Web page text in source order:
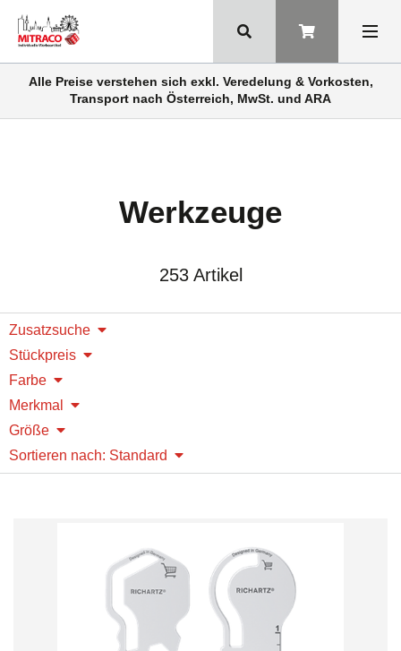
Alle Preise verstehen sich exkl. Veredelung & Vorkosten,
Transport nach Österreich, MwSt. und ARA
Werkzeuge
253 Artikel
Zusatzsuche
Stückpreis
Farbe
Merkmal
Größe
Sortieren nach: Standard